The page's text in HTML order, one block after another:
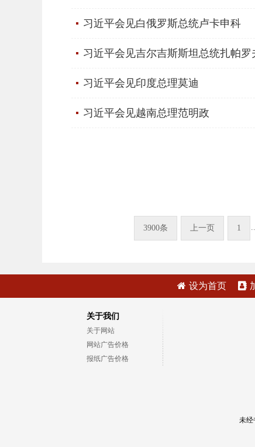
习近平会见白俄罗斯总统卢卡申科
习近平会见吉尔吉斯斯坦总统扎帕罗
习近平会见印度总理莫迪
习近平会见越南总理范明政
3900条 上一页 1 ..
设为首页
关于我们
关于网站
网站广告价格
报纸广告价格
未经